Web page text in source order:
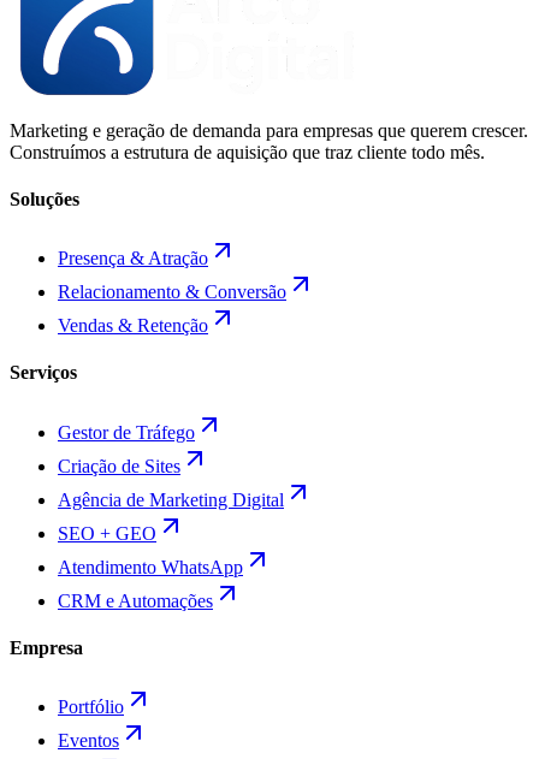
Marketing e geração de demanda para empresas que querem crescer.
Construímos a estrutura de aquisição que traz cliente todo mês.
Soluções
Presença & Atração
Relacionamento & Conversão
Vendas & Retenção
Serviços
Gestor de Tráfego
Criação de Sites
Agência de Marketing Digital
SEO + GEO
Atendimento WhatsApp
CRM e Automações
Empresa
Portfólio
Eventos